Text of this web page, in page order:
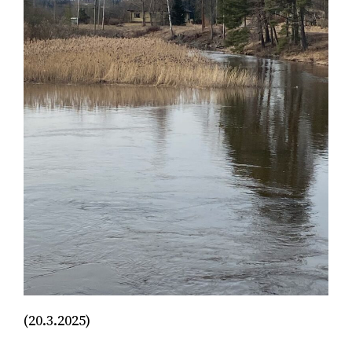
(20.3.2025)